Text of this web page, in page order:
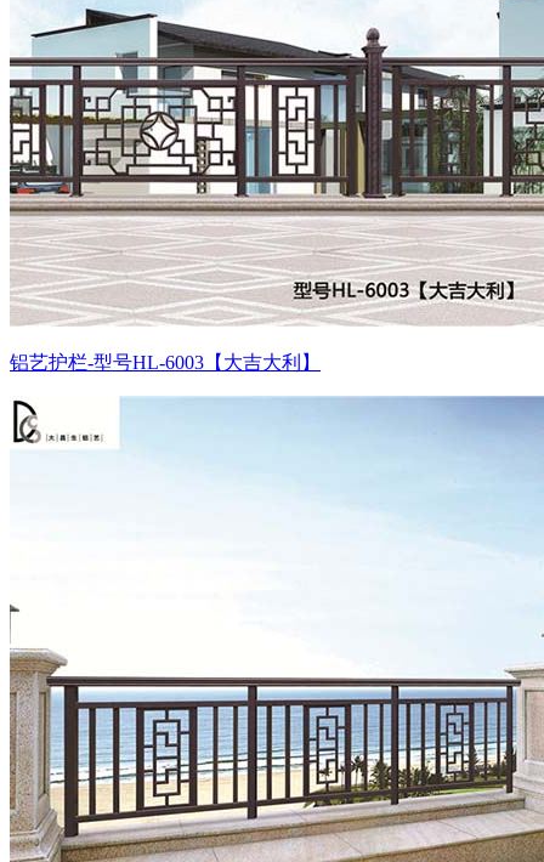
铝艺护栏-型号HL-6003【大吉大利】